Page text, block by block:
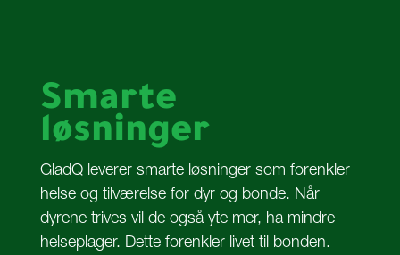
Smarte
løsninger
GladQ leverer smarte løsninger som forenkler
helse og tilværelse for dyr og bonde. Når
dyrene trives vil de også yte mer, ha mindre
helseplager. Dette forenkler livet til bonden.